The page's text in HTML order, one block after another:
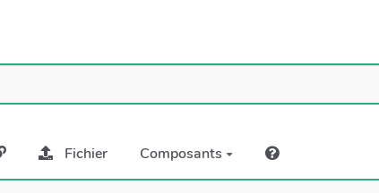
Fichier Composants